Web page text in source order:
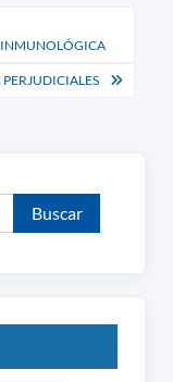
INMUNOLÓGICA
PERJUDICIALES
Buscar: